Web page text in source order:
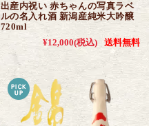
出産内祝い 赤ちゃんの写真ラベ
ルの名入れ酒 新潟産純米大吟醸
720ml
¥12,000(税込) 送料無料